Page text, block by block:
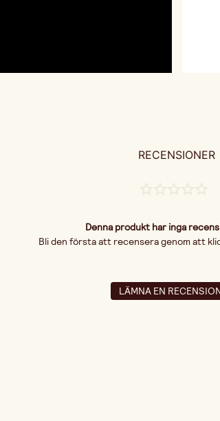
RECENSIONER
Denna produkt har inga
Bli den första att recensera genom att
LÄMNA EN